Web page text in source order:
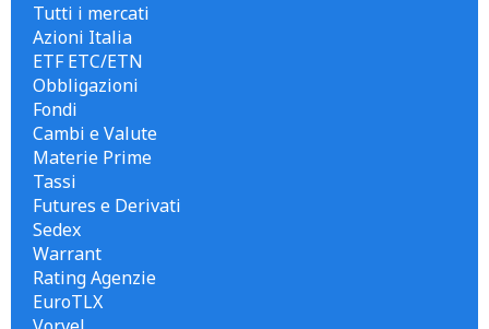
Tutti i mercati
Azioni Italia
ETF ETC/ETN
Obbligazioni
Fondi
Cambi e Valute
Materie Prime
Tassi
Futures e Derivati
Sedex
Warrant
Rating Agenzie
EuroTLX